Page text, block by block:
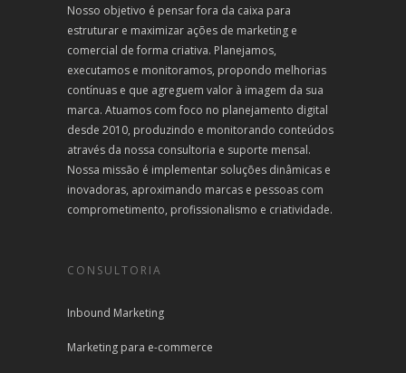
Nosso objetivo é pensar fora da caixa para
estruturar e maximizar ações de marketing e
comercial de forma criativa. Planejamos,
executamos e monitoramos, propondo melhorias
contínuas e que agreguem valor à imagem da sua
marca. Atuamos com foco no planejamento digital
desde 2010, produzindo e monitorando conteúdos
através da nossa consultoria e suporte mensal.
Nossa missão é implementar soluções dinâmicas e
inovadoras, aproximando marcas e pessoas com
comprometimento, profissionalismo e criatividade.
CONSULTORIA
Inbound Marketing
Marketing para e-commerce